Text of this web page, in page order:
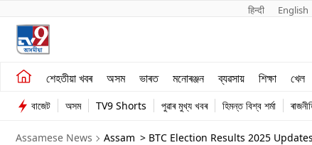
हिन्दी English
শেহতীয়া খবৰ অসম ভাৰত মনোৰঞ্জন ব্যৱসায় শিক্ষা খেল
শেহতীয়া খবৰ
অসম
ভাৰত
ব্যৱসায়
বাজেট অসম TV9 Shorts পুৱাৰ মুখ্য খবৰ হিমন্ত বিশ্ব শৰ্মা
Assamese News Assam > BTC Election Results 2025